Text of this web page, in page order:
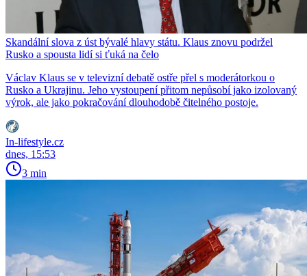
Skandální slova z úst bývalé hlavy státu. Klaus znovu podržel
Rusko a spousta lidí si ťuká na čelo
Václav Klaus se v televizní debatě ostře přel s moderátorkou o
Rusko a Ukrajinu. Jeho vystoupení přitom nepůsobí jako izolovaný
výrok, ale jako pokračování dlouhodobě čitelného postoje.
In-lifestyle.cz
dnes, 15:53
3 min